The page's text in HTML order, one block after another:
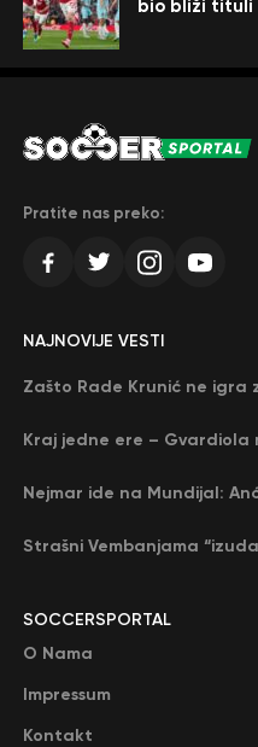
bio bliži tituli
Pratite nas preko:
SOCCERSPORTAL
O Nama
Impressum
Kontakt
NAJNOVIJE VESTI